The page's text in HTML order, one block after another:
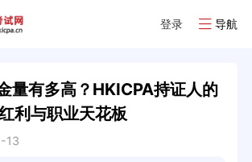
登录 导航
量有多高？HKICPA持证人的
利与职业天花板
13